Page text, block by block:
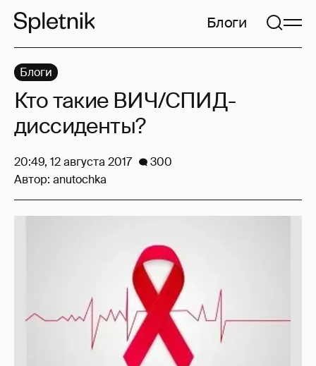
Блоги
Блоги
Кто такие ВИЧ/СПИД-
диссиденты?
20:49, 12 августа 2017
300
Автор: anutochka